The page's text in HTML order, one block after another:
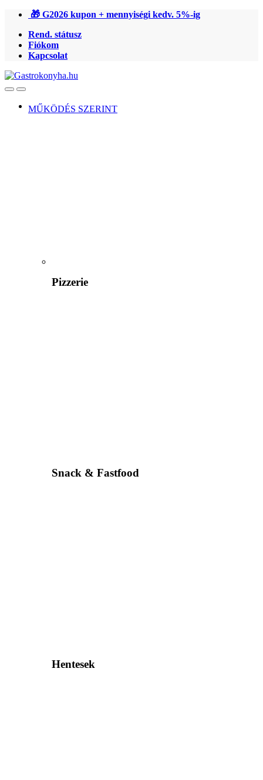
Ugrás
navigációhoz
Ugrás
tartalomra
🎁 G2026 kupon + mennyiségi kedv. 5%-ig
Rend. státusz
Fiókom
Kapcsolat
OpenClose
MŰKÖDÉS SZERINT
Pizzerie
Snack & Fastfood
Hentesek